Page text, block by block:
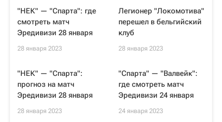
"НЕК" — "Спарта": где
смотреть матч
Эредивизи 28 января
28 января 2023
Легионер "Локомотива"
перешел в бельгийский
клуб
28 января 2023
"НЕК" — "Спарта":
прогноз на матч
Эредивизи 28 января
28 января 2023
"Спарта" — "Валвейк":
где смотреть матч
Эредивизи 24 января
24 января 2023